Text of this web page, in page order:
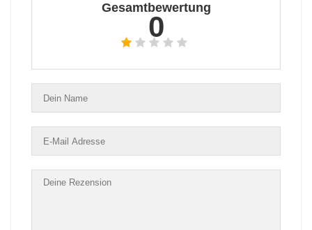
Gesamtbewertung
0